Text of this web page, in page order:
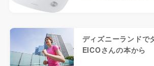
ディズニーランドで
EICOさんの本から